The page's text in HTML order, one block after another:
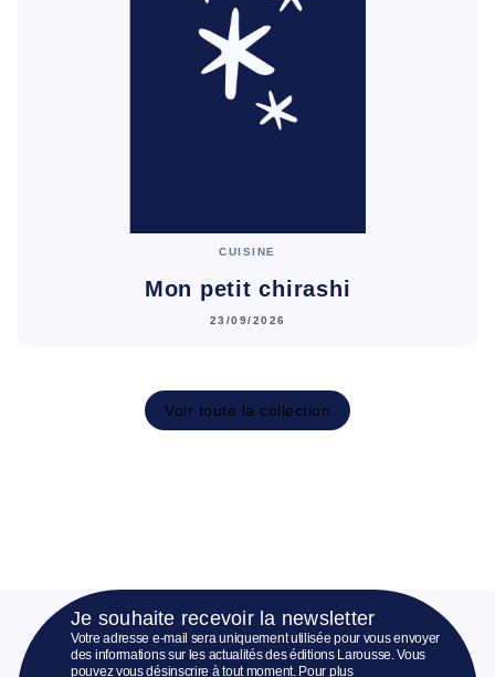
CUISINE
Mon petit chirashi
23/09/2026
Voir toute la collection
Je souhaite recevoir la newsletter
Votre adresse e-mail sera uniquement utilisée pour vous envoyer
des informations sur les actualités des éditions Larousse. Vous
pouvez vous désinscrire à tout moment. Pour plus